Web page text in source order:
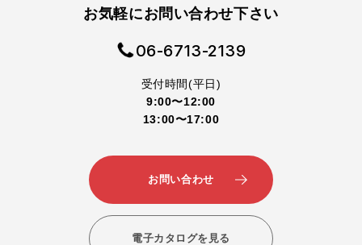
お気軽にお問い合わせ下さい
06-6713-2139
受付時間(平日)
9:00〜12:00
13:00〜17:00
お問い合わせ
電子カタログを見る